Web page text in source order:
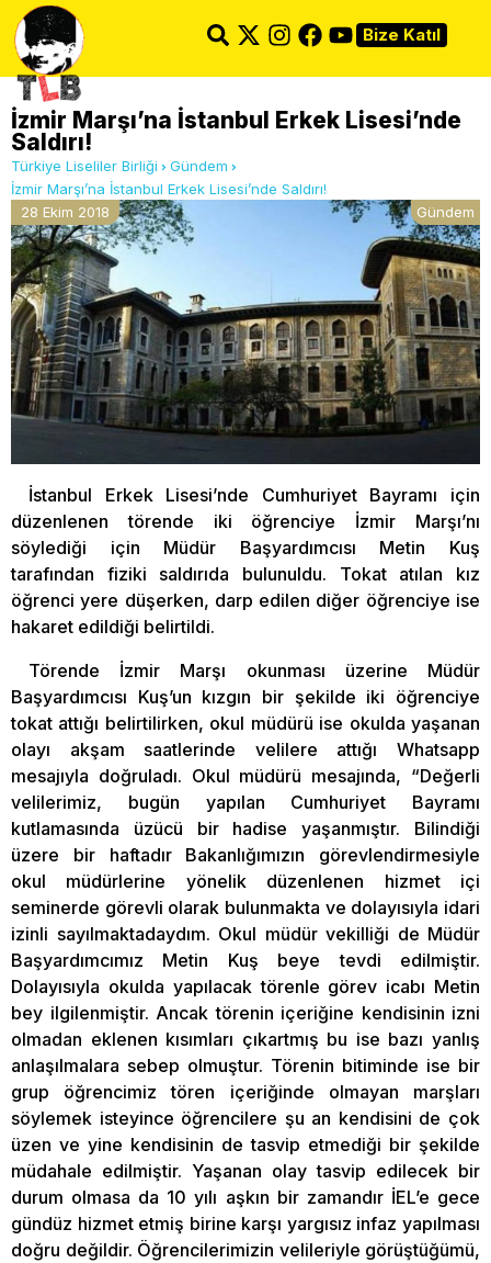
Bize Katıl
İzmir Marşı’na İstanbul Erkek Lisesi’nde
Saldırı!
Türkiye Liseliler Birliği
Gündem
İzmir Marşı’na İstanbul Erkek Lisesi’nde Saldırı!
28 Ekim 2018
Gündem
İstanbul Erkek Lisesi’nde Cumhuriyet Bayramı için
düzenlenen törende iki öğrenciye İzmir Marşı’nı
söylediği için Müdür Başyardımcısı Metin Kuş
tarafından fiziki saldırıda bulunuldu. Tokat atılan kız
öğrenci yere düşerken, darp edilen diğer öğrenciye ise
hakaret edildiği belirtildi.
Törende İzmir Marşı okunması üzerine Müdür
Başyardımcısı Kuş’un kızgın bir şekilde iki öğrenciye
tokat attığı belirtilirken, okul müdürü ise okulda yaşanan
olayı akşam saatlerinde velilere attığı Whatsapp
mesajıyla doğruladı. Okul müdürü mesajında, “Değerli
velilerimiz, bugün yapılan Cumhuriyet Bayramı
kutlamasında üzücü bir hadise yaşanmıştır. Bilindiği
üzere bir haftadır Bakanlığımızın görevlendirmesiyle
okul müdürlerine yönelik düzenlenen hizmet içi
seminerde görevli olarak bulunmakta ve dolayısıyla idari
izinli sayılmaktadaydım. Okul müdür vekilliği de Müdür
Başyardımcımız Metin Kuş beye tevdi edilmiştir.
Dolayısıyla okulda yapılacak törenle görev icabı Metin
bey ilgilenmiştir. Ancak törenin içeriğine kendisinin izni
olmadan eklenen kısımları çıkartmış bu ise bazı yanlış
anlaşılmalara sebep olmuştur. Törenin bitiminde ise bir
grup öğrencimiz tören içeriğinde olmayan marşları
söylemek isteyince öğrencilere şu an kendisini de çok
üzen ve yine kendisinin de tasvip etmediği bir şekilde
müdahale edilmiştir. Yaşanan olay tasvip edilecek bir
durum olmasa da 10 yılı aşkın bir zamandır İEL’e gece
gündüz hizmet etmiş birine karşı yargısız infaz yapılması
doğru değildir. Öğrencilerimizin velileriyle görüştüğümü,